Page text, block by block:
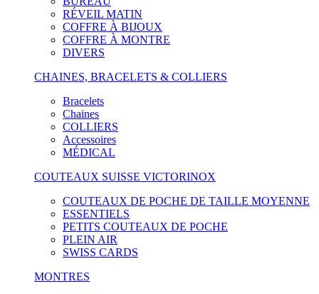
RÉVEIL MATIN
COFFRE À BIJOUX
COFFRE À MONTRE
DIVERS
CHAINES, BRACELETS & COLLIERS
Bracelets
Chaines
COLLIERS
Accessoires
MÉDICAL
COUTEAUX SUISSE VICTORINOX
COUTEAUX DE POCHE DE TAILLE MOYENNE
ESSENTIELS
PETITS COUTEAUX DE POCHE
PLEIN AIR
SWISS CARDS
MONTRES